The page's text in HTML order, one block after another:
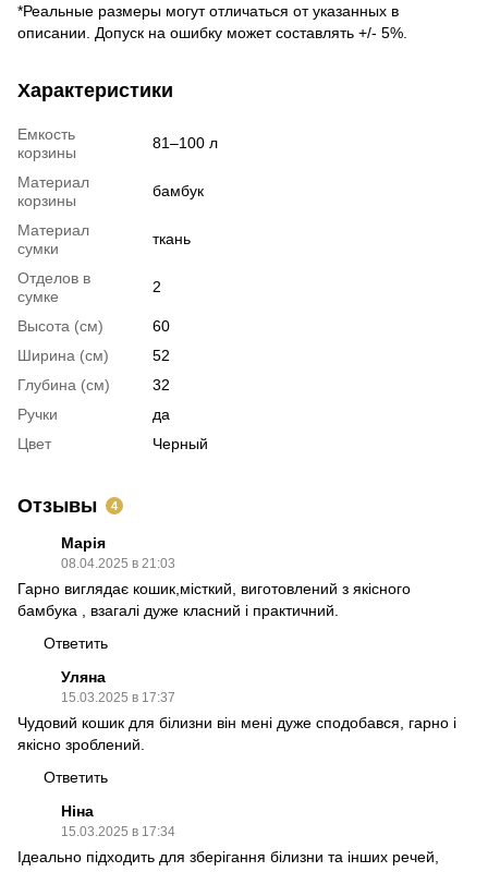
*Реальные размеры могут отличаться от указанных в
описании. Допуск на ошибку может составлять +/- 5%.
Характеристики
Емкость
корзины
81–100 л
Материал
корзины
бамбук
Материал
сумки
ткань
Отделов в
сумке
2
Высота (см)
60
Ширина (см)
52
Глубина (см)
32
Ручки
да
Цвет
Черный
Отзывы 4
Марія
08.04.2025 в 21:03
Гарно виглядає кошик,місткий, виготовлений з якісного
бамбука , взагалі дуже класний і практичний.
Ответить
Уляна
15.03.2025 в 17:37
Чудовий кошик для білизни він мені дуже сподобався, гарно і
якісно зроблений.
Ответить
Ніна
15.03.2025 в 17:34
Ідеально підходить для зберігання білизни та інших речей,